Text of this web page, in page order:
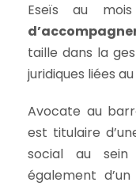
Eseïs au
taille dans la
juridiques liées
Avocate au
est titulaire
social au sein
également